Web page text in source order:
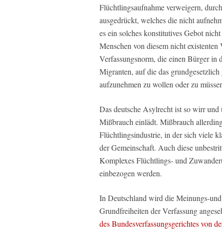
Flüchtlingsaufnahme verweigern,
ausgedrückt, welches die nicht
es ein solches konstitutives Gebot
Menschen von diesem nicht
Verfassungsnorm, die einen Bürger
Migranten, auf die das
aufzunehmen zu wollen oder zu
Das deutsche Asylrecht ist so wirr und
Mißbrauch einlädt. Mißbrauch
Flüchtlingsindustrie, in der sich viele
der Gemeinschaft. Auch diese
Komplexes Flüchtlings- und
einbezogen werden.
In Deutschland wird die Meinungs-
Grundfreiheiten der Verfassung
des Bundesverfassungsgerichtes von